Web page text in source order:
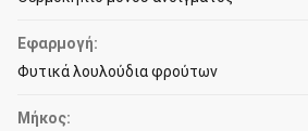
Εφαρμογή:
Φυτικά λουλούδια φρούτων
Μήκος: